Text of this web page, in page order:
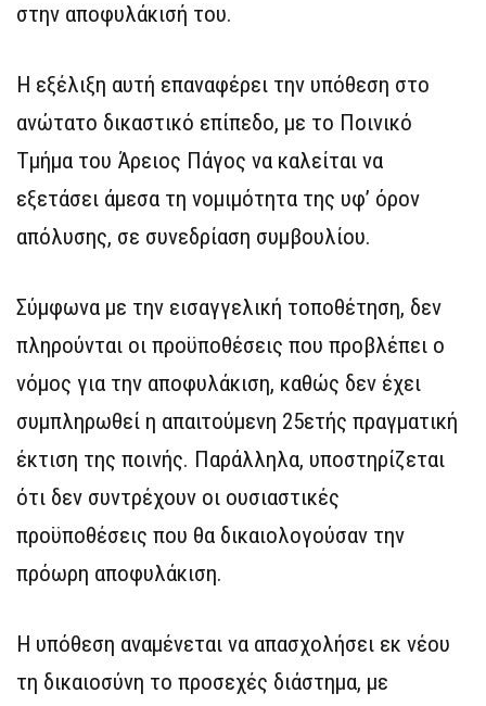
στην αποφυλάκισή του.
Η εξέλιξη αυτή επαναφέρει την υπόθεση στο
ανώτατο δικαστικό επίπεδο, με το Ποινικό
Τμήμα του Άρειος Πάγος να καλείται να
εξετάσει άμεσα τη νομιμότητα της υφ’ όρον
απόλυσης, σε συνεδρίαση συμβουλίου.
Σύμφωνα με την εισαγγελική τοποθέτηση, δεν
πληρούνται οι προϋποθέσεις που προβλέπει ο
νόμος για την αποφυλάκιση, καθώς δεν έχει
συμπληρωθεί η απαιτούμενη 25ετής πραγματική
έκτιση της ποινής. Παράλληλα, υποστηρίζεται
ότι δεν συντρέχουν οι ουσιαστικές
προϋποθέσεις που θα δικαιολογούσαν την
πρόωρη αποφυλάκιση.
Η υπόθεση αναμένεται να απασχολήσει εκ νέου
τη δικαιοσύνη το προσεχές διάστημα, με